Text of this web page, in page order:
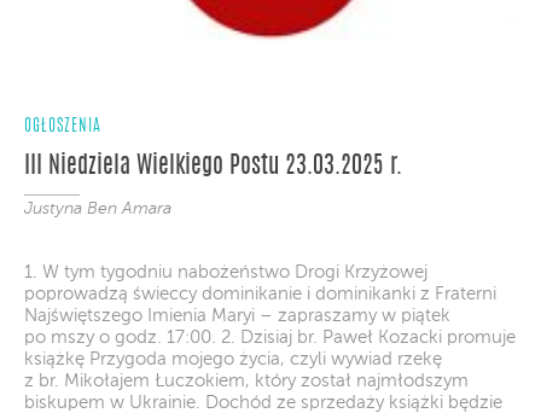
OGŁOSZENIA
III Niedziela Wielkiego Postu 23.03.2025 r.
Justyna Ben Amara
1. W tym tygodniu nabożeństwo Drogi Krzyżowej
poprowadzą świeccy dominikanie i dominikanki z Fraterni
Najświętszego Imienia Maryi – zapraszamy w piątek
po mszy o godz. 17:00. 2. Dzisiaj br. Paweł Kozacki promuje
książkę Przygoda mojego życia, czyli wywiad rzekę
z br. Mikołajem Łuczokiem, który został najmłodszym
biskupem w Ukrainie. Dochód ze sprzedaży książki będzie